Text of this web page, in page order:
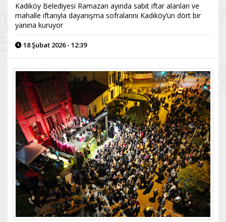
Kadıköy Belediyesi Ramazan ayında sabit iftar alanları ve
mahalle iftarıyla dayanışma sofralarını Kadıköy’ün dört bir
yanına kuruyor
18 Şubat 2026 - 12:39